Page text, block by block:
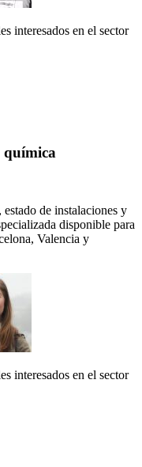
interesados en el sector
química
de instalaciones y
disponible para
Valencia y
interesados en el sector